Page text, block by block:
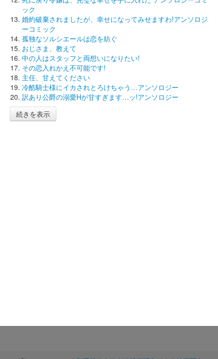
ック
婚約破棄されましたが、幸せになってみせますわ!アンソロジ
ーコミック
孤独なソルシエールは恋を紡ぐ
おじさま、教えて
中の人はスタッフと両想いになりたい!
その恋入れかえ不可能です!
主任、甘えてください
冷酷騎士様にイカされとろけちゃう…アンソロジー
訳あり公爵の溺愛Hが甘すぎます…ッ!アンソロジー
続きを表示